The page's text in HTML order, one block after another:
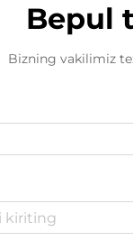
Bepul
Bizning vakilimiz